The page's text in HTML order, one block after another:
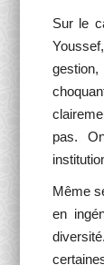
Sur le
pas.
Même
en